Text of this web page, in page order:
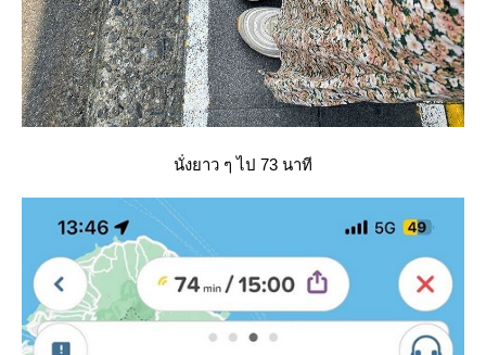
นั่งยาว ๆ ไป 73 นาที